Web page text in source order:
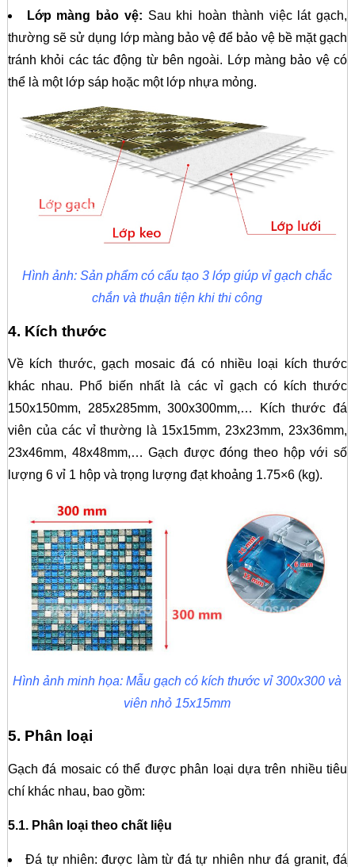
Lớp màng bảo vệ: Sau khi hoàn thành việc lát gạch,
thường sẽ sử dụng lớp màng bảo vệ để bảo vệ bề mặt gạch
tránh khỏi các tác động từ bên ngoài. Lớp màng bảo vệ có
thể là một lớp sáp hoặc một lớp nhựa mỏng.
Hình ảnh: Sản phẩm có cấu tạo 3 lớp giúp vỉ gạch chắc
chắn và thuận tiện khi thi công
4. Kích thước
Về kích thước, gạch mosaic đá có nhiều loại kích thước
khác nhau. Phổ biến nhất là các vỉ gạch có kích thước
150x150mm, 285x285mm, 300x300mm,… Kích thước đá
viên của các vỉ thường là 15x15mm, 23x23mm, 23x36mm,
23x46mm, 48x48mm,… Gạch được đóng theo hộp với số
lượng 6 vỉ 1 hộp và trọng lượng đạt khoảng 1.75×6 (kg).
Hình ảnh minh họa: Mẫu gạch có kích thước vỉ 300x300 và
viên nhỏ 15x15mm
5. Phân loại
Gạch đá mosaic có thể được phân loại dựa trên nhiều tiêu
chí khác nhau, bao gồm:
5.1. Phân loại theo chất liệu
Đá tự nhiên: được làm từ đá tự nhiên như đá granit, đá